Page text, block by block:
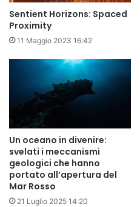
Sentient Horizons: Spaced
Proximity
11 Maggio 2023 16:42
Un oceano in divenire:
svelati i meccanismi
geologici che hanno
portato all’apertura del
Mar Rosso
21 Luglio 2025 14:20